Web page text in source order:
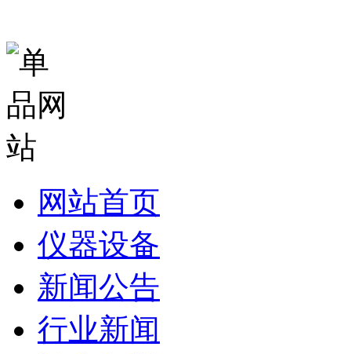
网站首页
仪器设备
新闻公告
行业新闻